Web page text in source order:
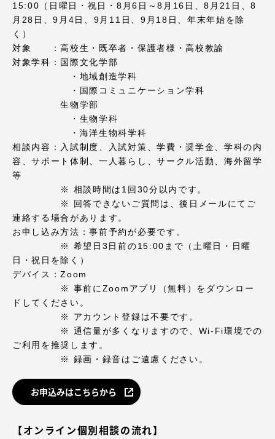
15:00（日曜日・祝日・8月6日～8月16日、8月21日、8
月28日、9月4日、9月11日、9月18日、年末年始を除
く）
対象 ：高校生・既卒者・保護者様・高校教諭
対象学科：国際文化学部
・地域創造学科
・国際コミュニケーション学科
生物学部
・生物学科
・海洋生物科学科
相談内容：入試制度、入試対策、学費・奨学金、学科の内
容、サポート体制、一人暮らし、サークル活動、海外留学
等
※ 相談時間は1回30分以内です。
※ 回答できないご質問は、後日メールにてご
連絡する場合があります。
お申し込み方法：事前予約が必要です。
※ 希望日3日前の15:00まで（土曜日・日曜
日・祝日を除く）
デバイス：Zoom
※ 事前にZoomアプリ（無料）をダウンロー
ドしてください。
※ アカウント登録は不要です。
※ 通信量が多くなりますので、Wi-Fi環境での
ご利用を推奨します。
※ 録画・録音はご遠慮ください。
お申込みはこちらから
【オンライン個別相談の流れ】
伊勢原キャンパス 静岡キャンパス
熊本キャンパス
阿蘇くまもと
臨空キャンパス
TOKAIスポーツ
ニュースリリース
卒業にあたってのアンケート
認証評価